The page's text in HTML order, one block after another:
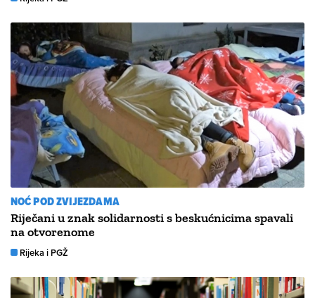
NOĆ POD ZVIJEZDAMA
Riječani u znak solidarnosti s beskućnicima spavali
na otvorenome
Rijeka i PGŽ